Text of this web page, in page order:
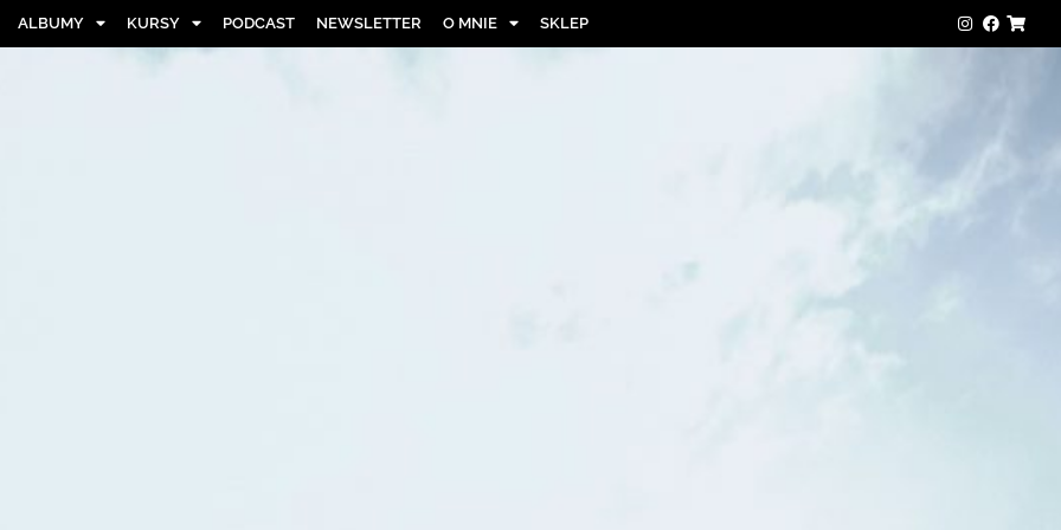
ALBUMY KURSY PODCAST NEWSLETTER O MNIE SKLEP